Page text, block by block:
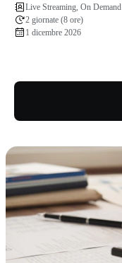
Live Streaming, On Demand
2 giornate (8 ore)
1 dicembre 2026